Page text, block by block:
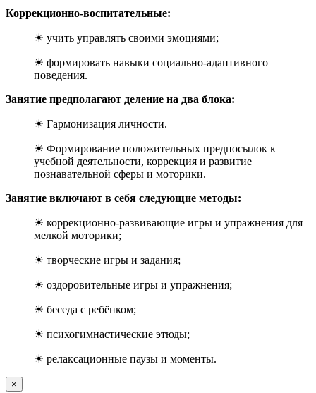
Коррекционно-воспитательные:
☀ учить управлять своими эмоциями;
☀ формировать навыки социально-адаптивного
поведения.
Занятие предполагают деление на два блока:
☀ Гармонизация личности.
☀ Формирование положительных предпосылок к
учебной деятельности, коррекция и развитие
познавательной сферы и моторики.
Занятие включают в себя следующие методы:
☀ коррекционно-развивающие игры и упражнения для
мелкой моторики;
☀ творческие игры и задания;
☀ оздоровительные игры и упражнения;
☀ беседа с ребёнком;
☀ психогимнастические этюды;
☀ релаксационные паузы и моменты.
×